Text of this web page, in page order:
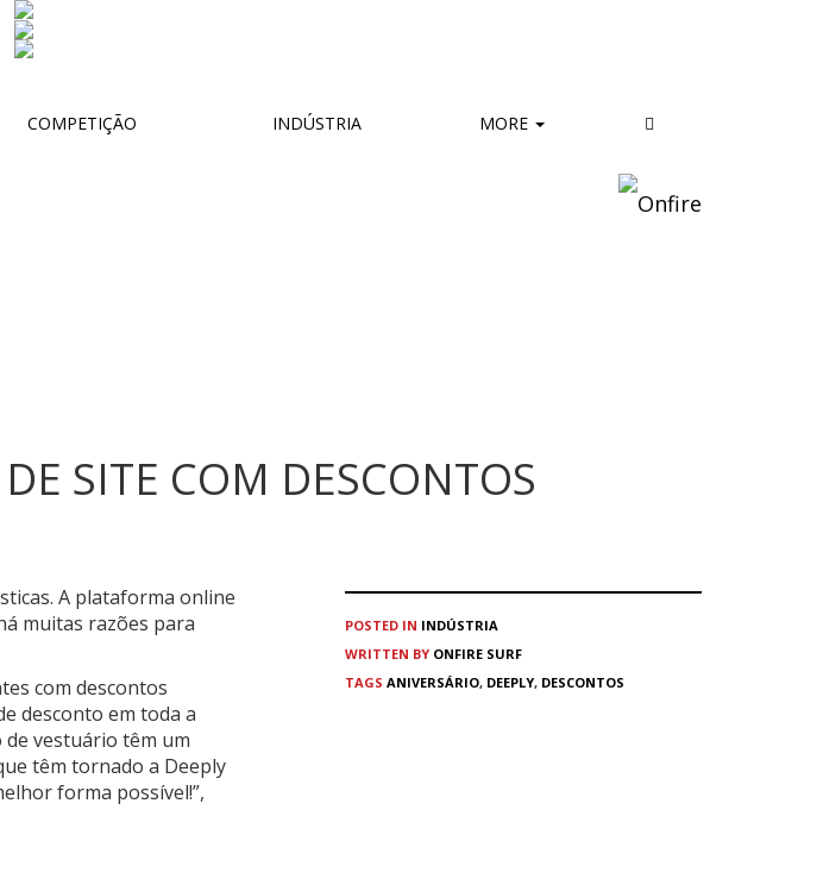
COMPETIÇÃO INDÚSTRIA MORE
SITE COM DESCONTOS
A plataforma online
muitas razões para
com descontos
desconto em toda a
de vestuário têm um
têm tornado a Deeply
forma possível!”,
POSTED IN INDÚSTRIA
WRITTEN BY ONFIRE SURF
TAGS ANIVERSÁRIO, DEEPLY, DESCONTOS